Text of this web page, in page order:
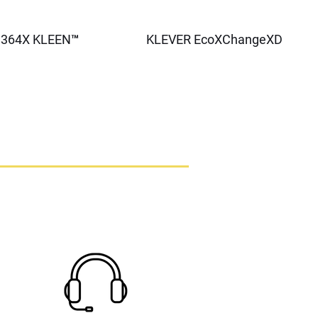
KLEEN™ KLEVER EcoXChangeXD
– Eco-Friendly
Mor Çelik Çene
Asma Kilit